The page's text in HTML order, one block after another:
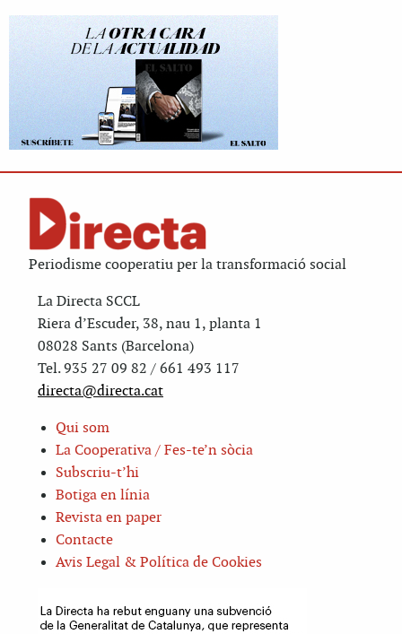
Periodisme cooperatiu per la transformació social
La Directa SCCL
Riera d’Escuder, 38, nau 1, planta 1
08028 Sants (Barcelona)
Tel. 935 27 09 82 / 661 493 117
directa@directa.cat
Qui som
La Cooperativa / Fes-te’n sòcia
Subscriu-t’hi
Botiga en línia
Revista en paper
Contacte
Avis Legal & Política de Cookies